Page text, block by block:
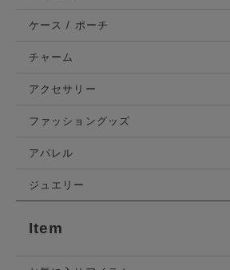
ケース / ポーチ
チャーム
アクセサリー
ファッショングッズ
アパレル
ジュエリー
Item